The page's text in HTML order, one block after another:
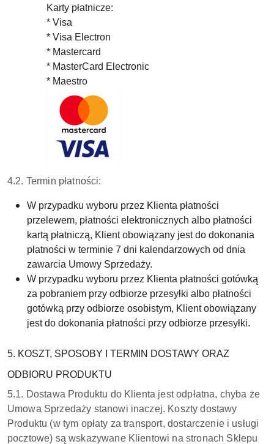
Karty płatnicze:
* Visa
* Visa Electron
* Mastercard
* MasterCard Electronic
* Maestro
4.2. Termin płatności:
W przypadku wyboru przez Klienta płatności
przelewem, płatności elektronicznych albo płatności
kartą płatniczą, Klient obowiązany jest do dokonania
płatności w terminie 7 dni kalendarzowych od dnia
zawarcia Umowy Sprzedaży.
W przypadku wyboru przez Klienta płatności gotówką
za pobraniem przy odbiorze przesyłki albo płatności
gotówką przy odbiorze osobistym, Klient obowiązany
jest do dokonania płatności przy odbiorze przesyłki.
5. KOSZT, SPOSOBY I TERMIN DOSTAWY ORAZ
ODBIORU PRODUKTU
5.1. Dostawa Produktu do Klienta jest odpłatna, chyba że
Umowa Sprzedaży stanowi inaczej. Koszty dostawy
Produktu (w tym opłaty za transport, dostarczenie i usługi
pocztowe) są wskazywane Klientowi na stronach Sklepu